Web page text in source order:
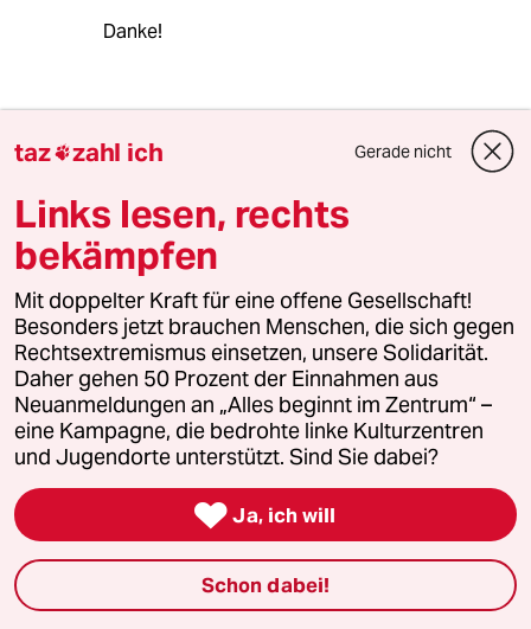
Danke!
03.04.2011
"Journalistinnen" muss es heißen. Mit
Anführungszeichen bitte.
SS Springer stinkt
03.04.2011,17:47 Uhr
Neenee, Frau Schwarzer. Dir glaub ich erst
wieder, wenn Du erfolgreich entspringerfiziert
wurdest. Schmiere färbt ab. Erst recht die von
der Bild-"Zeitung".
JU Julia und die Feministinnen
16:50 Uhr
taz zahl ich Gerade nicht
Links lesen, rechts
bekämpfen
Mit doppelter Kraft für eine offene Gesellschaft!
Besonders jetzt brauchen Menschen, die sich gegen
Rechtsextremismus einsetzen, unsere Solidarität.
Daher gehen 50 Prozent der Einnahmen aus
Neuanmeldungen an „Alles beginnt im Zentrum“ –
eine Kampagne, die bedrohte linke Kulturzentren
und Jugendorte unterstützt. Sind Sie dabei?
 Ja, ich will
Schon dabei!